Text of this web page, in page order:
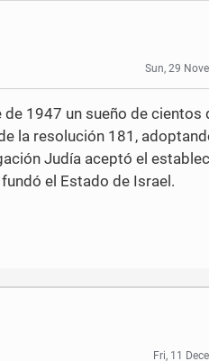
Sun, 29
1947 un sueño de cientos
la resolución 181,
Judía aceptó el
el Estado de Israel.
Fri, 11